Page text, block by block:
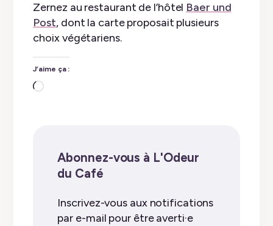
Zernez au restaurant de l’hôtel Baer und
Post, dont la carte proposait plusieurs
choix végétariens.
J’aime ça :
Chargement…
Abonnez-vous à L'Odeur
du Café
Inscrivez-vous aux notifications
par e-mail pour être averti·e